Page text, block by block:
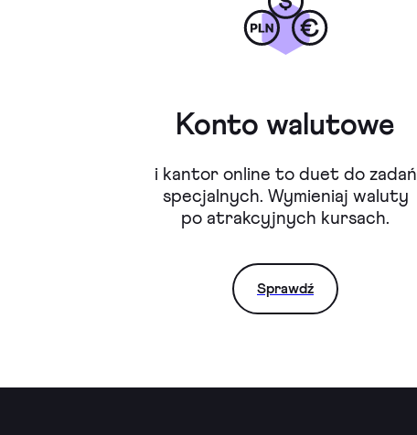
Konto walutowe
i kantor online to duet do zadań
specjalnych. Wymieniaj waluty
po atrakcyjnych kursach.
Sprawdź